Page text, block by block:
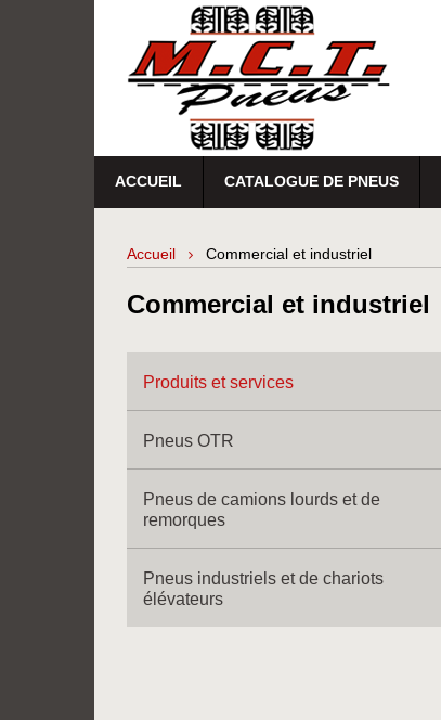
ACCUEIL CATALOGUE DE PNEUS
Accueil Commercial et industriel
Commercial et industriel
Produits et services
Pneus OTR
Pneus de camions lourds et de
remorques
Pneus industriels et de chariots
élévateurs